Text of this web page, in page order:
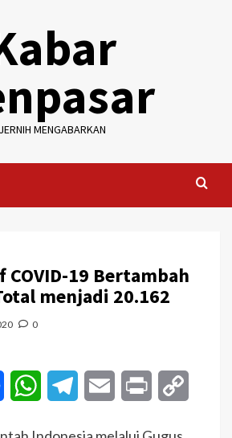
JERNIH MENGABARKAN
COVID-19 Bertambah
menjadi 20.162
0
FacebookWhatsAppTelegramEmail Print